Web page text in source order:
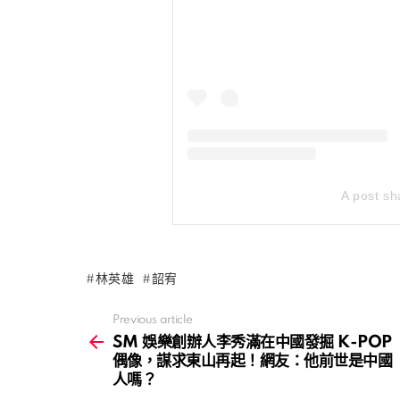
A post
林英雄 韶宥
more
Previous article
SM 娛樂創辦人李秀滿在中國發掘 K-POP
偶像，謀求東山再起！網友：他前世是中國
人嗎？